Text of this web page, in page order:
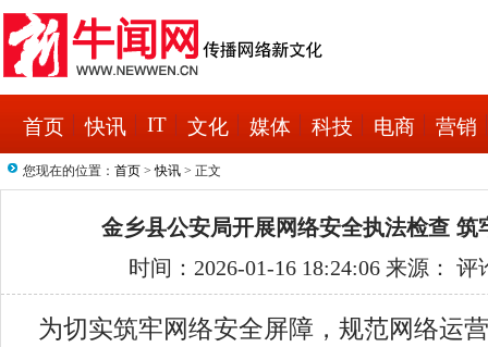
首页 快讯 IT 文化 媒体 科技 电商 营销
您现在的位置： 首页 >快讯 > 正文
金乡县公安局开展网络安全执法检查 筑
时间：2026-01-16 18:24:06 来源： 评
为切实筑牢网络安全屏障，规范网络运